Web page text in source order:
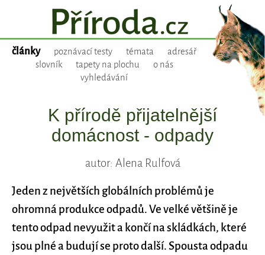
články poznávací testy témata
adresář
slovník
tapety na plochu
o nás
vyhledávání
K přírodě přijatelnější
domácnost - odpady
autor: Alena Rulfová
Jeden z největších globálních problémů je
ohromná produkce odpadů. Ve velké většině je
tento odpad nevyužit a končí na skládkách, které
jsou plné a budují se proto další. Spousta odpadu